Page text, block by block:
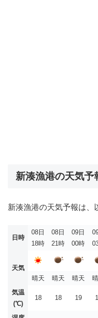
新湊漁港の天気予
新湊漁港の天気予報は、
日時
08日
18時
08日
21時
09日
00時
天気
晴天
晴天 晴天
気温
(℃)
18 18 19